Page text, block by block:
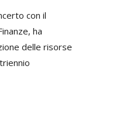
con il
ha
delle risorse